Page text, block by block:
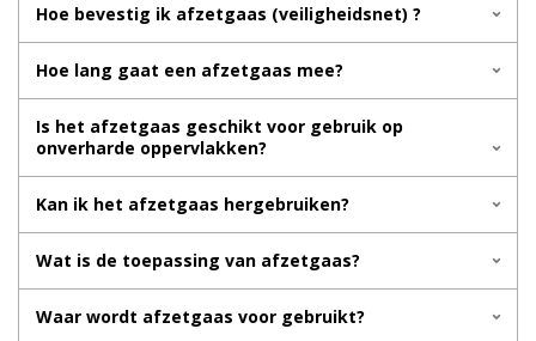
Hoe bevestig ik afzetgaas (veiligheidsnet) ?
Hoe lang gaat een afzetgaas mee?
Is het afzetgaas geschikt voor gebruik op
onverharde oppervlakken?
Kan ik het afzetgaas hergebruiken?
Wat is de toepassing van afzetgaas?
Waar wordt afzetgaas voor gebruikt?